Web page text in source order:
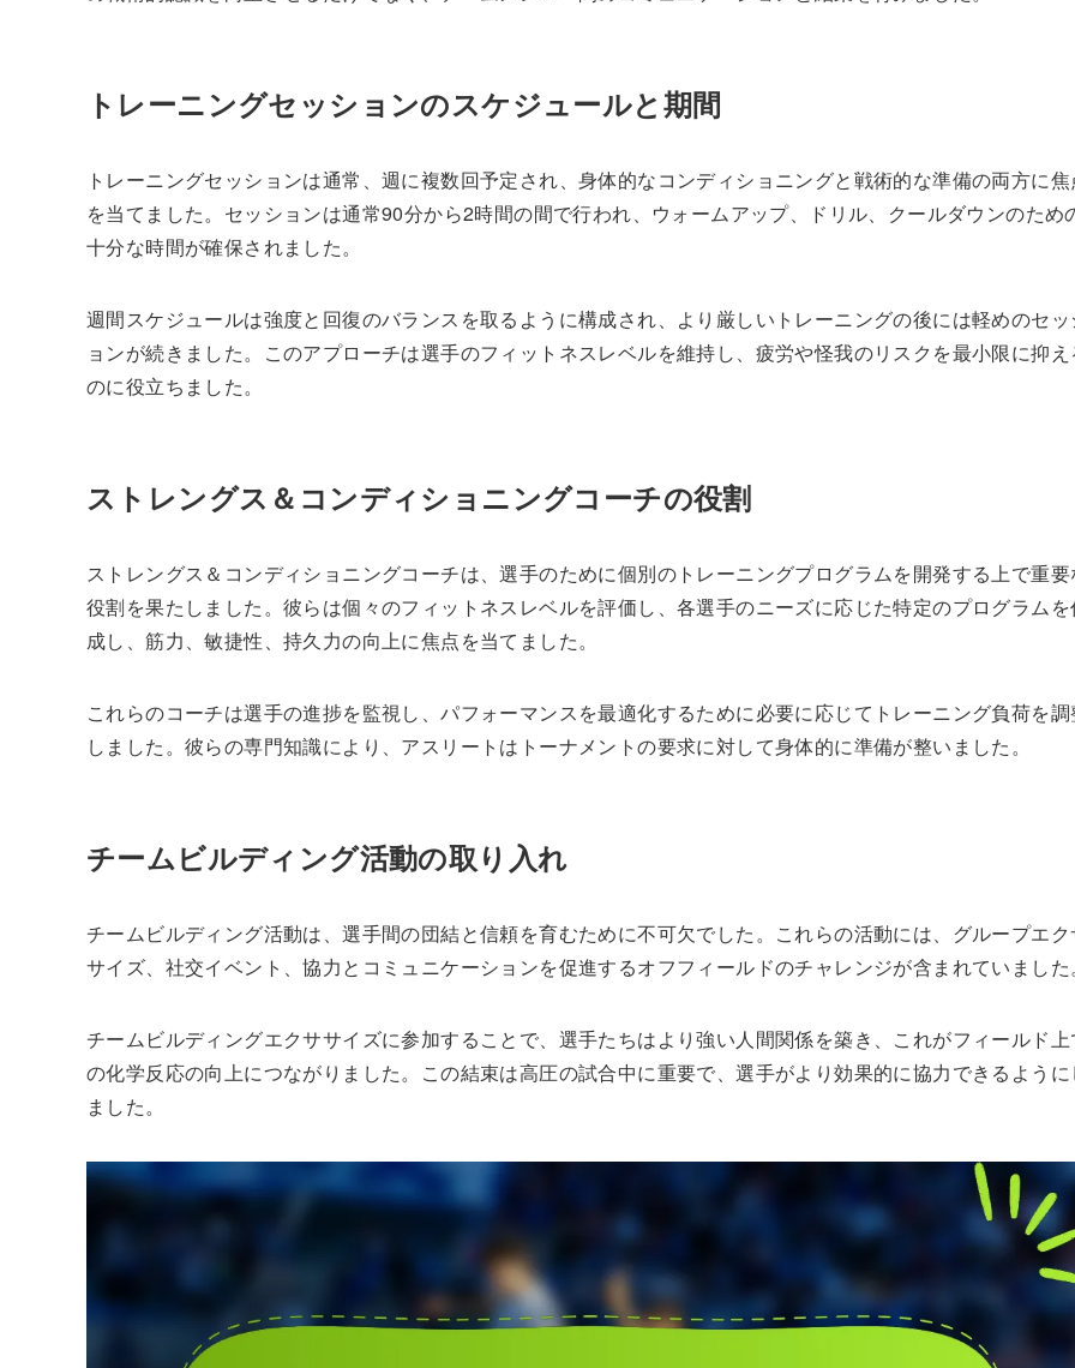
トレーニングセッションのスケジュールと期間
トレーニングセッションは通常、週に複数回予定され、身体的なコンディショニングと戦術的な準備の両方に焦
を当てました。セッションは通常90分から2時間の間で行われ、ウォームアップ、ドリル、クールダウンのため
十分な時間が確保されました。
週間スケジュールは強度と回復のバランスを取るように構成され、より厳しいトレーニングの後には軽めのセッ
ョンが続きました。このアプローチは選手のフィットネスレベルを維持し、疲労や怪我のリスクを最小限に抑え
のに役立ちました。
ストレングス＆コンディショニングコーチの役割
ストレングス＆コンディショニングコーチは、選手のために個別のトレーニングプログラムを開発する上で重要
役割を果たしました。彼らは個々のフィットネスレベルを評価し、各選手のニーズに応じた特定のプログラムを
成し、筋力、敏捷性、持久力の向上に焦点を当てました。
これらのコーチは選手の進捗を監視し、パフォーマンスを最適化するために必要に応じてトレーニング負荷を調
しました。彼らの専門知識により、アスリートはトーナメントの要求に対して身体的に準備が整いました。
チームビルディング活動の取り入れ
チームビルディング活動は、選手間の団結と信頼を育むために不可欠でした。これらの活動には、グループエク
サイズ、社交イベント、協力とコミュニケーションを促進するオフフィールドのチャレンジが含まれていました。
チームビルディングエクササイズに参加することで、選手たちはより強い人間関係を築き、これがフィールド上
の化学反応の向上につながりました。この結束は高圧の試合中に重要で、選手がより効果的に協力できるように
ました。